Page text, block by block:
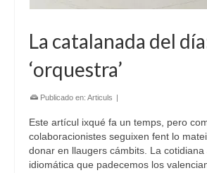
La catalanada del
‘orquestra’
Publicado en: Articuls |
Este artícul ixqué fa un temps, pero
colaboracionistes seguixen fent lo
donar en llaugers cámbits. La cotidiana
idiomática que padecemos los